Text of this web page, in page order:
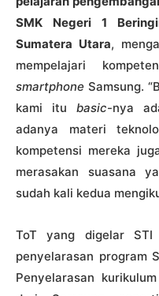
SMK Negeri 1
Sumatera Utara,
mempelajari
smartphone Samsung.
kami itu basic-nya
adanya materi
kompetensi mereka
merasakan suasana
sudah kali kedua
ToT yang digelar
penyelarasan program
Penyelarasan